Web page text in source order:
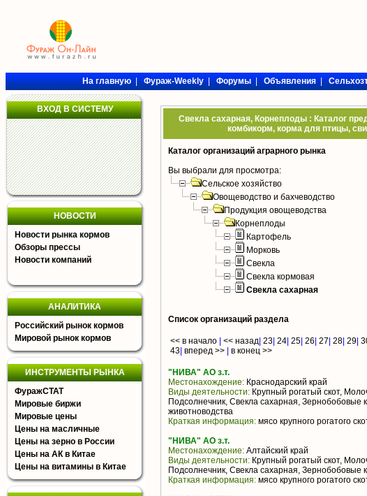
На главную|Фураж-Weekly|Форумы|Объявления|
ВХОД В СИСТЕМУ
НОВОСТИ
Новости рынка кормов
Обзоры прессы
Новости компаний
АНАЛИТИКА
Российский рынок кормов
Мировой рынок кормов
ИНСТРУМЕНТЫ РЫНКА
ФуражСТАТ
Мировые биржи
Мировые цены
Цены на масличные
Цены на зерно в России
Цены на АК в Китае
Цены на витамины в Китае
Свекла сахарная, Корнеплоды : Каталог
комбикорм, корма для птицы,
Каталог организаций аграрного рынка
Вы выбрали для просмотра:
Сельское хозяйство
Овощеводство и бахчеводство
Продукция овощеводства
Корнеплоды
Картофель
Морковь
Свекла
Свекла кормовая
Свекла сахарная
Список организаций раздела
<< в начало << назад 23 24 25 26 27 28 29
43 вперед >> в конец >>
"НИВА" АО з.т.
Местонахождение: Краснодарский край
Виды деятельности: Крупный рогатый скот,
Подсолнечник, Свекла сахарная, Зернобобовые
животноводства
Краткая информация: мясо крупного рогатого
"НИВА" АО з.т.
Местонахождение: Алтайский край
Виды деятельности: Крупный рогатый скот,
Подсолнечник, Свекла сахарная, Зернобобовые
Краткая информация: мясо крупного рогатого